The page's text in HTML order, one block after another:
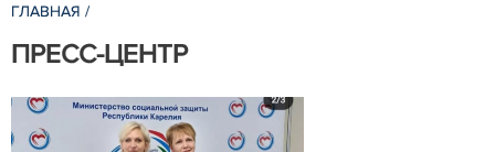
ГЛАВНАЯ /
ПРЕСС-ЦЕНТР